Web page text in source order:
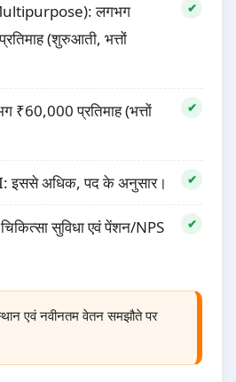
लगभग
(शुरुआती, भत्तों
प्रतिमाह (भत्तों
इससे अधिक, पद के अनुसार।
सुविधा एवं पेंशन/NPS
एवं नवीनतम वेतन समझौते पर